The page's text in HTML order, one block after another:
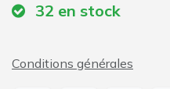
32 en stock
Conditions générales